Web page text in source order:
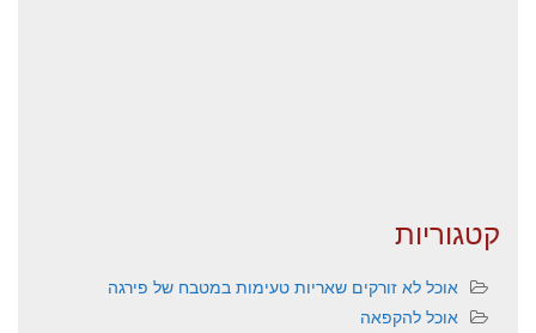
קטגוריות
אוכל לא זורקים שאריות טעימות במטבח של פירגה
אוכל להקפאה